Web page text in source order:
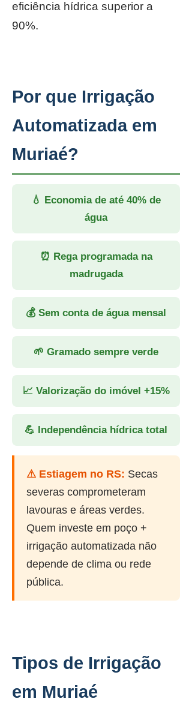
eficiência hídrica superior a
90%.
Por que Irrigação
Automatizada em
Muriaé?
💧 Economia de até 40% de
água
⏰ Rega programada na
madrugada
💰 Sem conta de água mensal
🌱 Gramado sempre verde
📈 Valorização do imóvel +15%
💪 Independência hídrica total
⚠ Estiagem no RS: Secas
severas comprometeram
lavouras e áreas verdes.
Quem investe em poço +
irrigação automatizada não
depende de clima ou rede
pública.
Tipos de Irrigação
em Muriaé